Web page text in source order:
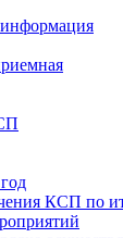
информация
КСП по